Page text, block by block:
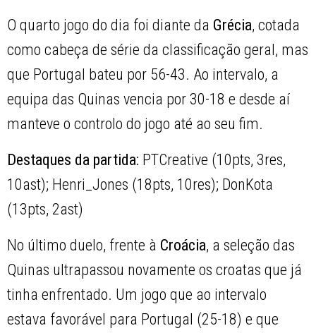
O quarto jogo do dia foi diante da Grécia, cotada
como cabeça de série da classificação geral, mas
que Portugal bateu por 56-43. Ao intervalo, a
equipa das Quinas vencia por 30-18 e desde aí
manteve o controlo do jogo até ao seu fim.
Destaques da partida: PTCreative (10pts, 3res,
10ast); Henri_Jones (18pts, 10res); DonKota
(13pts, 2ast)
No último duelo, frente à Croácia, a seleção das
Quinas ultrapassou novamente os croatas que já
tinha enfrentado. Um jogo que ao intervalo
estava favorável para Portugal (25-18) e que